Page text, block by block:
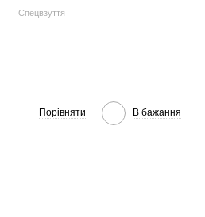
Спецвзуття
Порівняти В бажання